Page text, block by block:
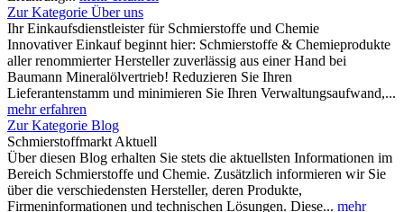
Zur Kategorie Über uns
Ihr Einkaufsdienstleister für Schmierstoffe und Chemie
Innovativer Einkauf beginnt hier: Schmierstoffe & Chemieprodukte
aller renommierter Hersteller zuverlässig aus einer Hand bei
Baumann Mineralölvertrieb! Reduzieren Sie Ihren
Lieferantenstamm und minimieren Sie Ihren Verwaltungsaufwand,...
mehr erfahren
Zur Kategorie Blog
Schmierstoffmarkt Aktuell
Über diesen Blog erhalten Sie stets die aktuellsten Informationen im
Bereich Schmierstoffe und Chemie. Zusätzlich informieren wir Sie
über die verschiedensten Hersteller, deren Produkte,
Firmeninformationen und technischen Lösungen. Diese... mehr